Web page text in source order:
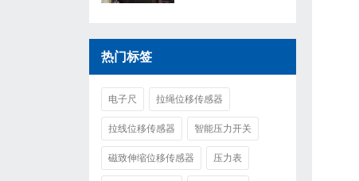
热门标签
电子尺 拉绳位移传感器
拉线位移传感器 智能压力开关
磁致伸缩位移传感器 压力表